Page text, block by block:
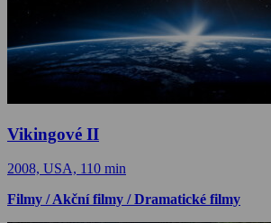
Vikingové II
2008, USA, 110 min
Filmy / Akční filmy / Dramatické filmy